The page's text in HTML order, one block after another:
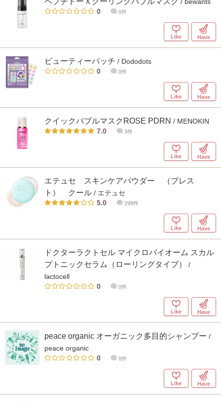
0
0件
Like Have
ビューティーパッチ / Dododots
0
0件
Like Have
クイックバブルマスクROSE PDRN / MENOKIN
7.0
3件
Like Have
エテュセ スキンケアパウダー （プレス
ト） クール / エテュセ
5.0
299件
Like Have
ドクターラクトセル マイクロバイオーム スカル
プトニックセラム（ローリングタイプ） /
lactocell
0
0件
Like Have
peace organic オーガニック多目的シャンプー /
peace organic
0
0件
Like Have